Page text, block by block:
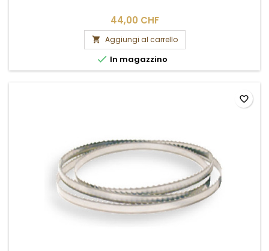
44,00 CHF
 Aggiungi al carrello
 In magazzino
favorite_border